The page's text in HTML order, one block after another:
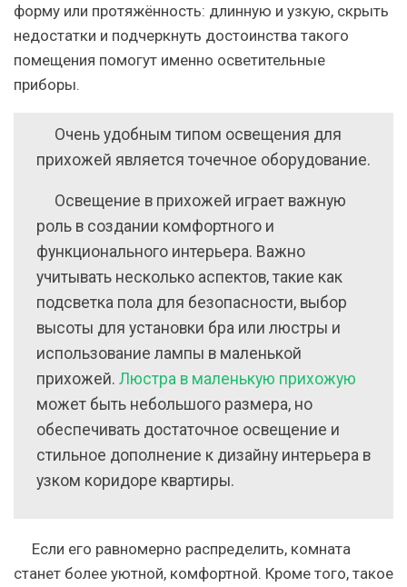
форму или протяжённость: длинную и узкую, скрыть
недостатки и подчеркнуть достоинства такого
помещения помогут именно осветительные
приборы.
Очень удобным типом освещения для
прихожей является точечное оборудование.
Освещение в прихожей играет важную
роль в создании комфортного и
функционального интерьера. Важно
учитывать несколько аспектов, такие как
подсветка пола для безопасности, выбор
высоты для установки бра или люстры и
использование лампы в маленькой
прихожей. Люстра в маленькую прихожую
может быть небольшого размера, но
обеспечивать достаточное освещение и
стильное дополнение к дизайну интерьера в
узком коридоре квартиры.
Если его равномерно распределить, комната
станет более уютной, комфортной. Кроме того, такое